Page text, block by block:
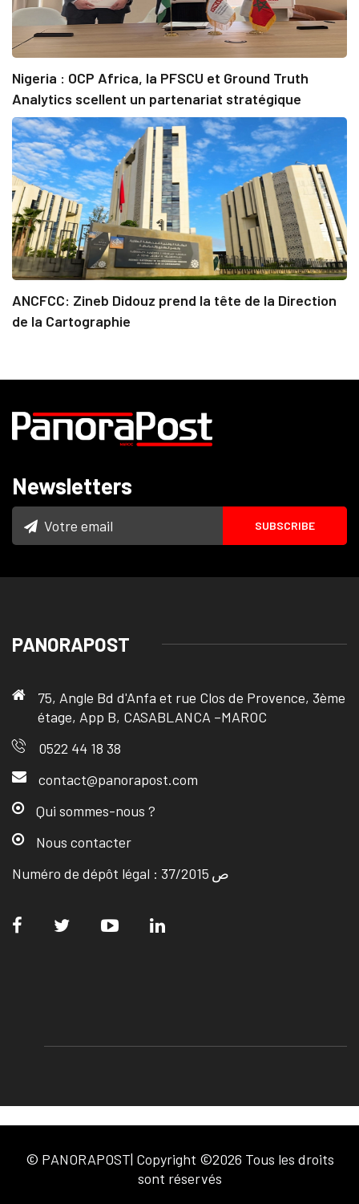
Nigeria : OCP Africa, la PFSCU et Ground Truth
Analytics scellent un partenariat stratégique
ANCFCC: Zineb Didouz prend la tête de la Direction
de la Cartographie
Newsletters
PANORAPOST
75, Angle Bd d'Anfa et rue Clos de Provence, 3ème
étage, App B, CASABLANCA –MAROC
0522 44 18 38
contact@panorapost.com
Qui sommes-nous ?
Nous contacter
Numéro de dépôt légal : ص 37/2015
© PANORAPOST| Copyright ©2026 Tous les droits
sont réservés